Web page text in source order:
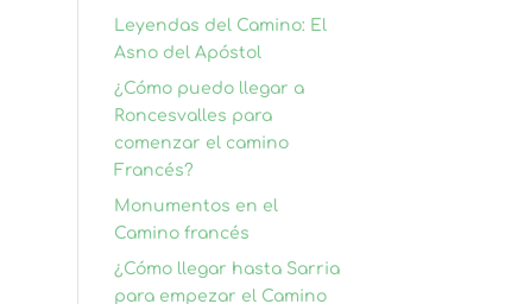
Leyendas del Camino: El
Asno del Apóstol
¿Cómo puedo llegar a
Roncesvalles para
comenzar el camino
Francés?
Monumentos en el
Camino francés
¿Cómo llegar hasta Sarria
para empezar el Camino